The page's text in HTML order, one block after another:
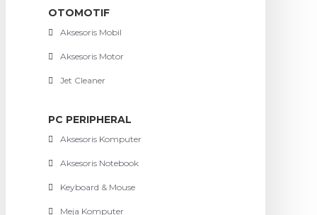
OTOMOTIF
Aksesoris Mobil
Aksesoris Motor
Jet Cleaner
PC PERIPHERAL
Aksesoris Komputer
Aksesoris Notebook
Keyboard & Mouse
Meja Komputer